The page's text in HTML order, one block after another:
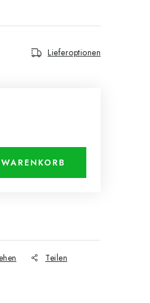
Lieferoptionen
Teilen